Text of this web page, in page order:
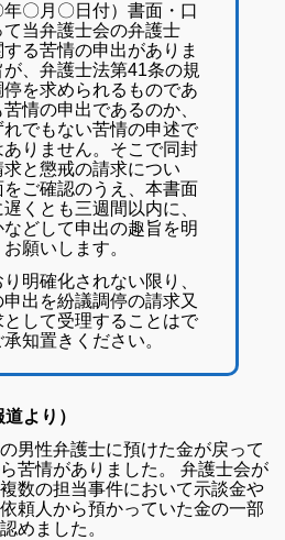
〇月〇日付）書面・口
当弁護士会の弁護士
する苦情の申出がありま
、弁護士法第41条の規
を求められるものであ
情の申出であるのか、
でもない苦情の申述で
りません。そこで同封
と懲戒の請求につい
ご確認のうえ、本書面
くとも三週間以内に、
どして申出の趣旨を明
願いします。
明確化されない限り、
出を紛議調停の請求又
して受理することはで
知置きください。
より）
男性弁護士に預けた金が戻って
苦情がありました。 弁護士会が
数の担当事件において示談金や
頼人から預かっていた金の一部
めました。